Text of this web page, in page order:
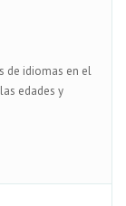
de idiomas en el
edades y